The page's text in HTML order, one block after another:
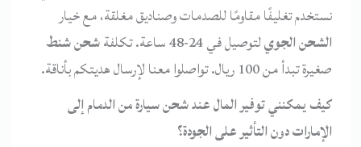
نستخدم تغليفًا مقاومًا للصدمات وصناديق مغلقة، مع خيار
الشحن الجويلتوصيل في 24-48 ساعة. تكلفة
شحن شنط
صغيرة تبدأ من 100 ريال. تواصلوا معنا لإرسال هديتكم بأناقة.
كيف يمكنني توفير المال عند شحن سيارة من الدمام إلى
الإمارات دون التأثير على الجودة؟